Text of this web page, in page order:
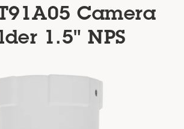
Camera
1.5" NPS